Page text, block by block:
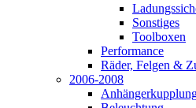
Sonstiges
Toolboxen
Performance
Räder, Felgen &
2006-2008